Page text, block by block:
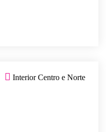
Interior Centro e Norte